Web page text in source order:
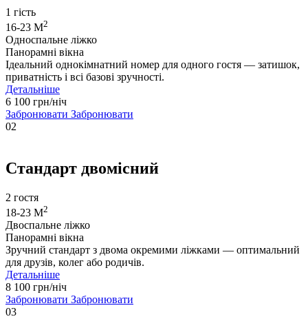
1 гість
16-23 М2
Односпальне ліжко
Панорамні вікна
Ідеальний однокімнатний номер для одного гостя — затишок,
приватність і всі базові зручності.
Детальніше
6 100 грн/ніч
Забронювати Забронювати
02
Стандарт двомісний
2 гостя
18-23 М2
Двоспальне ліжко
Панорамні вікна
Зручний стандарт з двома окремими ліжками — оптимальний
для друзів, колег або родичів.
Детальніше
8 100 грн/ніч
Забронювати Забронювати
03